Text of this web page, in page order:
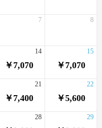
7 8
￥7,070
14
￥7,070
15
￥7,400
21
￥5,600
22
28 29